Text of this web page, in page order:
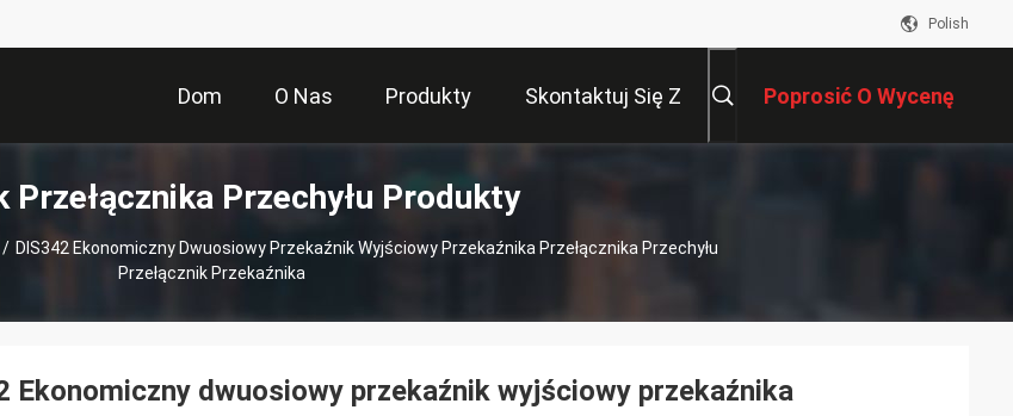
Polish
Dom O Nas Produkty Skontaktuj Się Z Poprosić O Wycenę
Przełącznika Przechyłu Produkty
/ DIS342 Ekonomiczny Dwuosiowy Przekaźnik Wyjściowy Przekaźnika Przełącznika Przechyłu
Przełącznik Przekaźnika
Ekonomiczny dwuosiowy przekaźnik wyjściowy przekaźnika